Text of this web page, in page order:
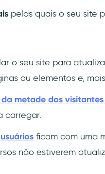
pelas quais o seu site
o seu site para
ou elementos e,
da metade dos visitantes
carregar.
ficam com uma
não estiverem